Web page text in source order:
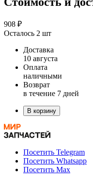
908 ₽
Осталось 2 шт
Доставка
10 августа
Оплата
наличными
Возврат
в течение 7 дней
В корзину
Посетить Telegram
Посетить Whatsapp
Посетить Max